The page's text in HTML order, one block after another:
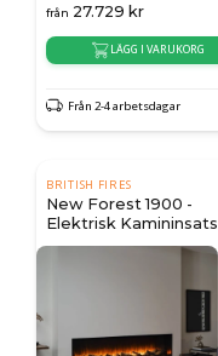
från 27.729 kr
LÄGG I VARUKORG
Från 2-4 arbetsdagar
BRITISH FIRES
New Forest 1900 -
Elektrisk Kamininsats